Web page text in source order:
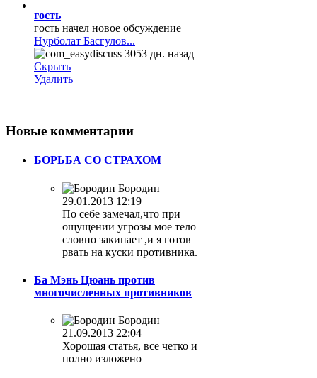
гость
гость начел новое обсуждение
Нурболат Басгулов...
3053 дн. назад
Скрыть
Удалить
Новые комментарии
БОРЬБА СО СТРАХОМ
Бородин
29.01.2013 12:19
По себе замечал,что при
ощущении угрозы мое тело
словно закипает ,и я готов
рвать на куски противника.
Ба Мэнь Цюань против
многочисленных противников
Бородин
21.09.2013 22:04
Хорошая статья, все четко и
полно изложено